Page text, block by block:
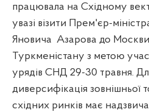
працювала на Східному
увазі візити Прем'єр-
Яновича Азарова до Москви
Туркменістану з метою
урядів СНД 29-30 травня.
диверсифікація зовнішньої
східних ринків має